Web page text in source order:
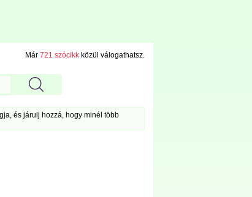
Már 721 szócikkközül válogathatsz.
és járulj hozzá, hogy minél több